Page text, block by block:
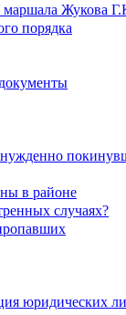
маршала Жукова
порядка
в районе
случаях?
юридических